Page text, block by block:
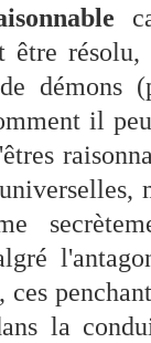
être
démons
il
ces
la